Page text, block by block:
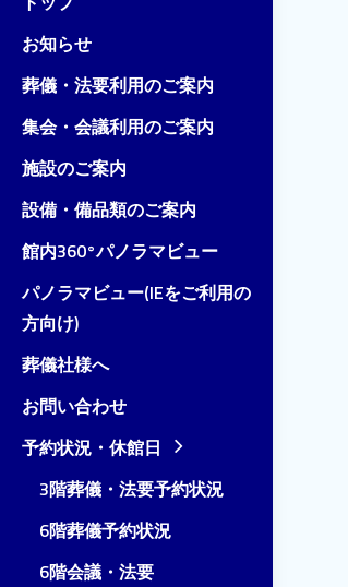
お知らせ
葬儀・法要利用のご案内
集会・会議利用のご案内
施設のご案内
設備・備品類のご案内
館内360°パノラマビュー
パノラマビュー(IEをご利用の
方向け)
葬儀社様へ
お問い合わせ
予約状況・休館日
3階葬儀・法要予約状況
6階葬儀予約状況
6階会議・法要